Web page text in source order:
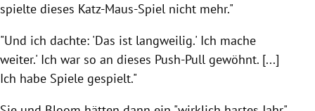
spielte dieses Katz-Maus-Spiel nicht mehr."
"Und ich dachte: 'Das ist langweilig.' Ich mache
weiter.' Ich war so an dieses Push-Pull gewöhnt. [...]
Ich habe Spiele gespielt."